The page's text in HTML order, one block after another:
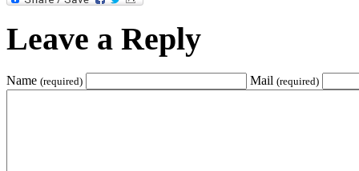
Leave a Reply
Name (required) Mail (required)